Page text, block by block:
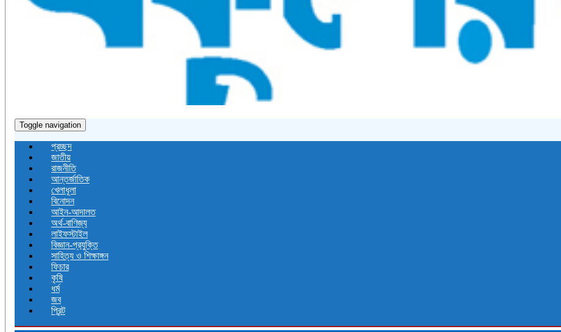
Toggle navigation
প্রচ্ছদ
জাতীয়
রাজনীতি
আন্তর্জাতিক
খেলাধূলা
বিনোদন
আইন-আদালত
অর্থ-বাণিজ্য
লাইফস্টাইল
বিজ্ঞান-প্রযুক্তি
সাহিত্য ও শিক্ষাঙ্গন
ফিচার
কৃষি
ধর্ম
জব
প্রিন্ট